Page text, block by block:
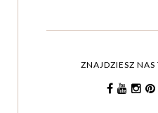
ZNAJDZIESZ NAS